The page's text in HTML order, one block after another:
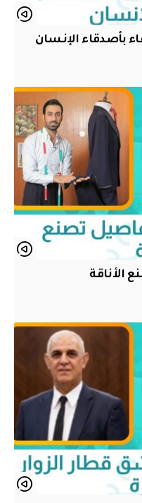
بأصدقاء الإنسان
الأناقة